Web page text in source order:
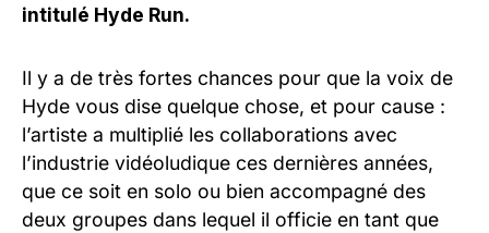
intitulé Hyde Run.
Il y a de très fortes chances pour que la voix de
Hyde vous dise quelque chose, et pour cause :
l’artiste a multiplié les collaborations avec
l’industrie vidéoludique ces dernières années,
que ce soit en solo ou bien accompagné des
deux groupes dans lequel il officie en tant que